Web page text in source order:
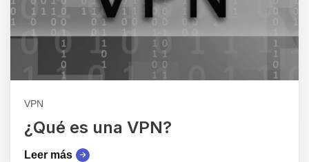
VPN
¿Qué es una VPN?
Leer más